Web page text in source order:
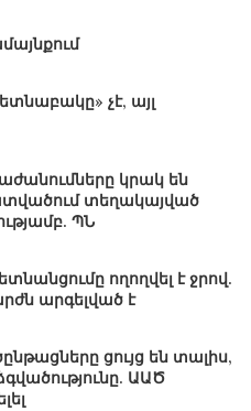
չէ, այլ
կրակ են
տեղակայված
ՊՆ
ողողվել է ջրով.
արգելված է
ցույց են տալիս,
ԱԱԾ